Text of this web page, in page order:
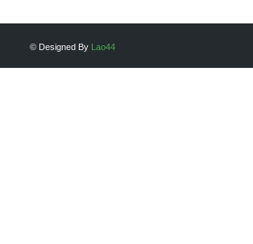
© Designed By Lao44